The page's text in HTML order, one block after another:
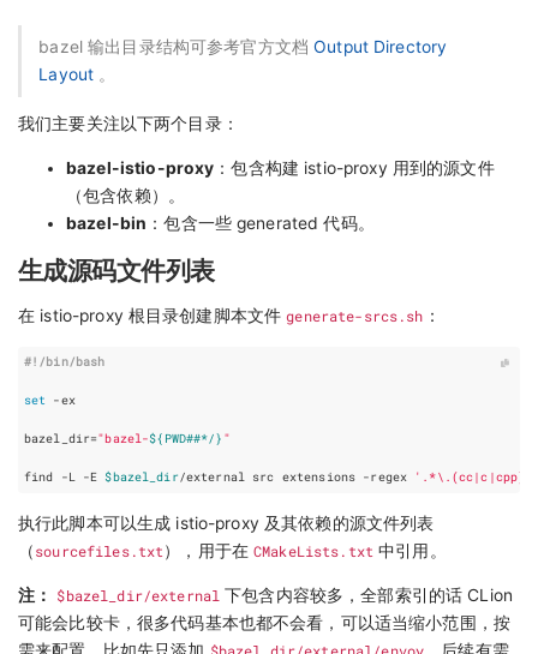
bazel 输出目录结构可参考官方文档Output Directory
Layout 。
我们主要关注以下两个目录：
bazel-istio-proxy ：包含构建 istio-proxy 用到的源文件
（包含依赖）。
bazel-bin ：包含一些 generated 代码。
生成源码文件列表
在 istio-proxy 根目录创建脚本文件generate-srcs.sh ：
#!/bin/bash
set -ex
bazel_dir="bazel-${ PWD##*/} "
find -L -E $bazel_dir/external src extensions -regex '.*\.(cc|c|cpp)'
执行此脚本可以生成 istio-proxy 及其依赖的源文件列表
（sourcefiles.txt），用于在CMakeLists.txt 中引用。
注： $bazel_dir/external 下包含内容较多，全部索引的话 CLion
可能会比较卡，很多代码基本也都不会看，可以适当缩小范围，按
需来配置，比如先只添加 $bazel_dir/external/envoy ，后续有需